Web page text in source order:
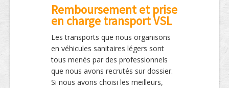
Remboursement et prise
en charge transport VSL
Les transports que nous organisons
en véhicules sanitaires légers sont
tous menés par des professionnels
que nous avons recrutés sur dossier.
Si nous avons choisi les meilleurs,